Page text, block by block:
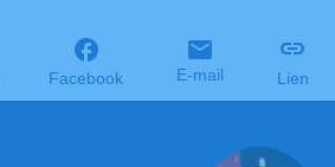
Facebook E-mail Lien